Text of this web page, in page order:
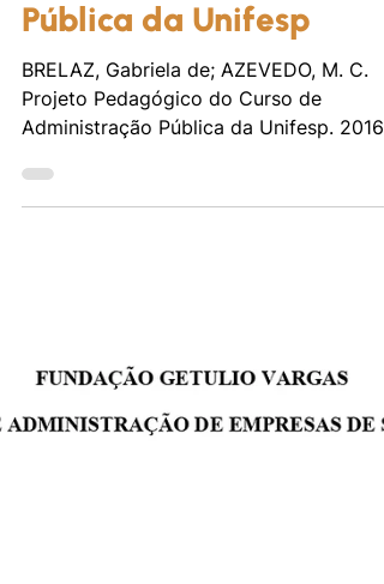
Projeto Pedagógico do
Curso de Administração
Pública da Unifesp
BRELAZ, Gabriela de; AZEVEDO, M. C.
Projeto Pedagógico do Curso de